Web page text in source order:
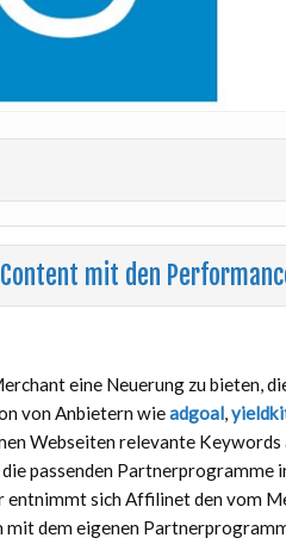
mit den
eine Neuerung zu bieten,
von Anbietern wieadgoal,
Webseiten relevante
passenden Partnerprogramme
entnimmt sich Affilinet den vom
dem eigenen